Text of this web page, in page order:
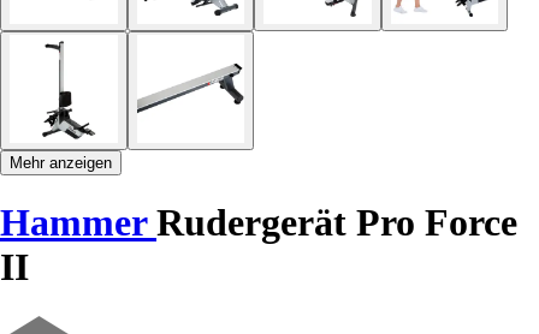
Mehr anzeigen
HammerRudergerät Pro Force
II